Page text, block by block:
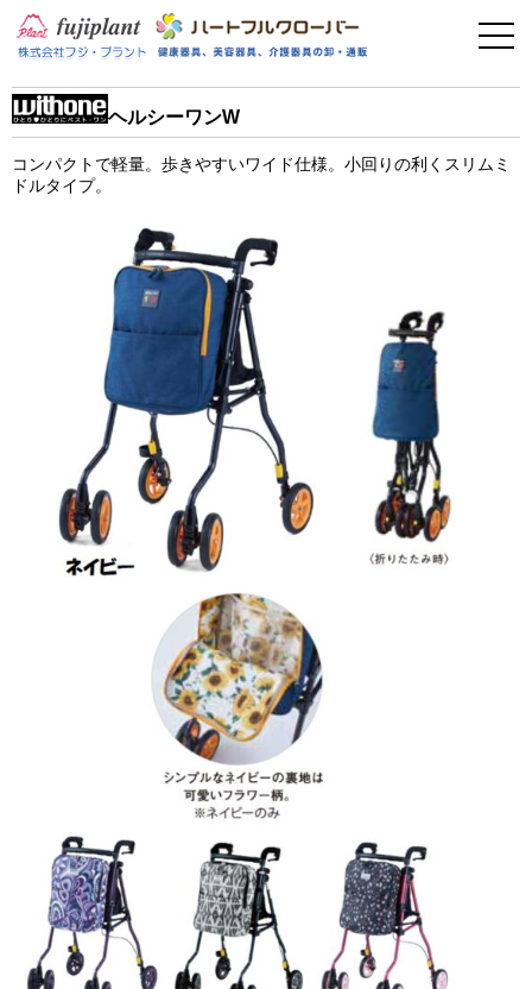
フィットネス
お問い合わせ
ヘルシーワンW
コンパクトで軽量。歩きやすいワイド仕様。小回りの利くスリムミ
ドルタイプ。